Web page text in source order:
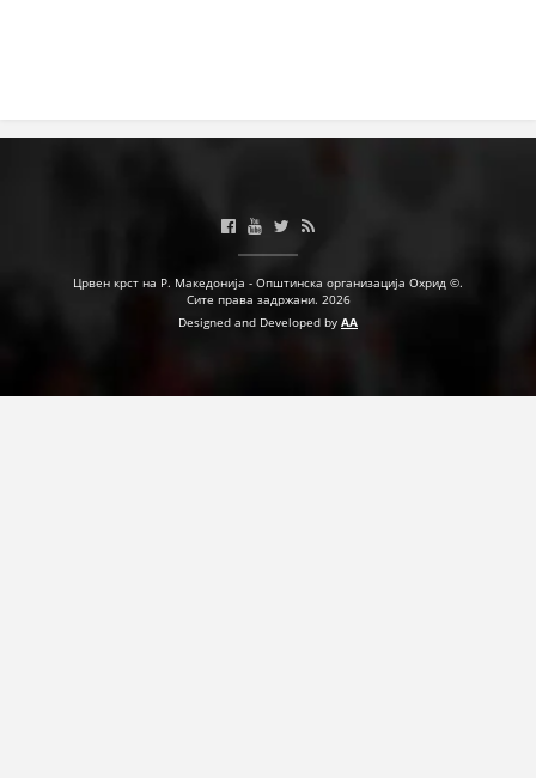
Црвен крст на Р. Македонија - Општинска организација Охрид ©.
Сите права задржани. 2026
Designed and Developed by AA